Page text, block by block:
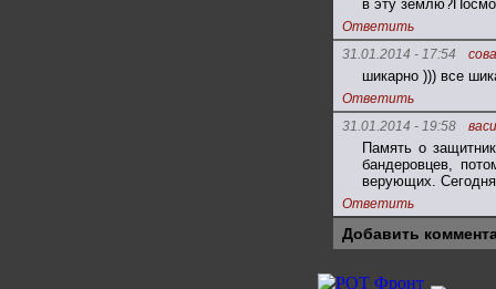
в эту
Ответить
31.01.2014 - 17:54
шикарно ))) все
Ответить
31.01.2014 - 19:58
Память о
бандеровцев,
верующих.
Ответить
Добавить